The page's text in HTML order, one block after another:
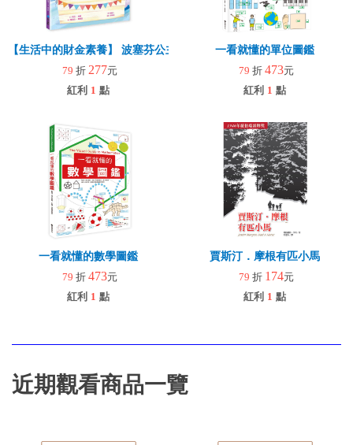
【生活中的財金素養】 波塞芬公主的賺錢妙招：消費須再三思考
79 折 277元
紅利 1 點
一看就懂的單位圖鑑
79 折 473元
紅利 1 點
一看就懂的數學圖鑑
79 折 473元
紅利 1 點
賈斯汀．摩根有匹小馬
79 折 174元
紅利 1 點
近期觀看商品一覽